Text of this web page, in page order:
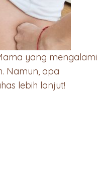
yang mengalami
Namun, apa
lebih lanjut!